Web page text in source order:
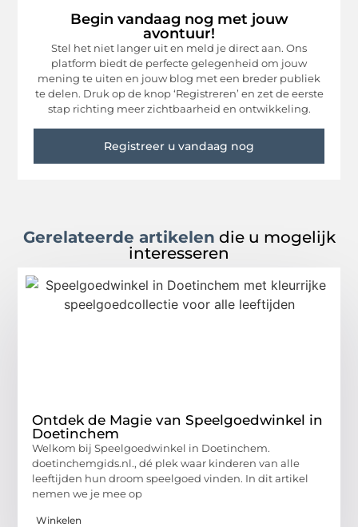
Begin vandaag nog met jouw
avontuur!
Stel het niet langer uit en meld je direct aan. Ons
platform biedt de perfecte gelegenheid om jouw
mening te uiten en jouw blog met een breder publiek
te delen. Druk op de knop ‘Registreren’ en zet de eerste
stap richting meer zichtbaarheid en ontwikkeling.
Registreer u vandaag nog
Gerelateerde artikelen die u mogelijk
interesseren
Ontdek de Magie van Speelgoedwinkel in
Doetinchem
Welkom bij Speelgoedwinkel in Doetinchem.
doetinchemgids.nl., dé plek waar kinderen van alle
leeftijden hun droom speelgoed vinden. In dit artikel
nemen we je mee op
Winkelen